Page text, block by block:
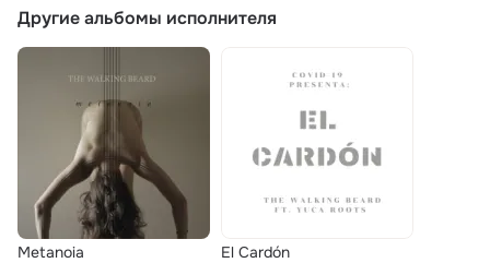
Другие альбомы исполнителя
Metanoia El Cardón